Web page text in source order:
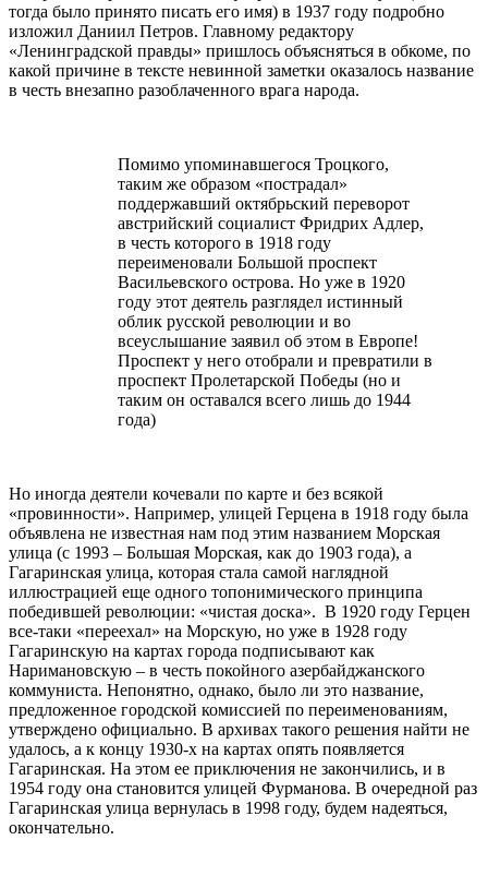
тогда было принято писать его имя) в 1937 году подробно
изложил Даниил Петров. Главному редактору
«Ленинградской правды» пришлось объясняться в обкоме, по
какой причине в тексте невинной заметки оказалось название
в честь внезапно разоблаченного врага народа.
Помимо упоминавшегося Троцкого,
таким же образом «пострадал»
поддержавший октябрьский переворот
австрийский социалист Фридрих Адлер,
в честь которого в 1918 году
переименовали Большой проспект
Васильевского острова. Но уже в 1920
году этот деятель разглядел истинный
облик русской революции и во
всеуслышание заявил об этом в Европе!
Проспект у него отобрали и превратили в
проспект Пролетарской Победы (но и
таким он оставался всего лишь до 1944
года)
Но иногда деятели кочевали по карте и без всякой
«провинности». Например, улицей Герцена в 1918 году была
объявлена не известная нам под этим названием Морская
улица (с 1993 – Большая Морская, как до 1903 года), а
Гагаринская улица, которая стала самой наглядной
иллюстрацией еще одного топонимического принципа
победившей революции: «чистая доска». В 1920 году Герцен
все-таки «переехал» на Морскую, но уже в 1928 году
Гагаринскую на картах города подписывают как
Наримановскую – в честь покойного азербайджанского
коммуниста. Непонятно, однако, было ли это название,
предложенное городской комиссией по переименованиям,
утверждено официально. В архивах такого решения найти не
удалось, а к концу 1930-х на картах опять появляется
Гагаринская. На этом ее приключения не закончились, и в
1954 году она становится улицей Фурманова. В очередной раз
Гагаринская улица вернулась в 1998 году, будем надеяться,
окончательно.